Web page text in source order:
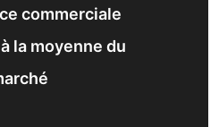
commerciale
la moyenne du